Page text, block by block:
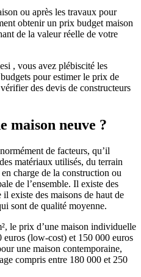
ou après les travaux pour
obtenir un prix budget maison
de la valeur réelle de votre
, vous avez plébiscité les
pour estimer le prix de
des devis de constructeurs
maison neuve ?
de facteurs, qu’il
matériaux utilisés, du terrain
charge de la construction ou
de l’ensemble. Il existe des
existe des maisons de haut de
sont de qualité moyenne.
le prix d’une maison individuelle
euros (low-cost) et 150 000 euros
une maison contemporaine,
compris entre 180 000 et 250